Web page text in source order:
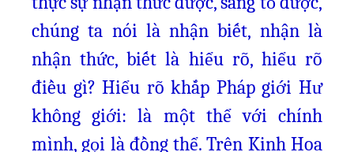
chúng ta nói là nhận biết, nhận là
nhận thức, biết là hiểu rõ, hiểu rõ
điều gì? Hiểu rõ khắp Pháp giới Hư
không giới: là một thể với chính
mình, gọi là đồng thể. Trên Kinh Hoa